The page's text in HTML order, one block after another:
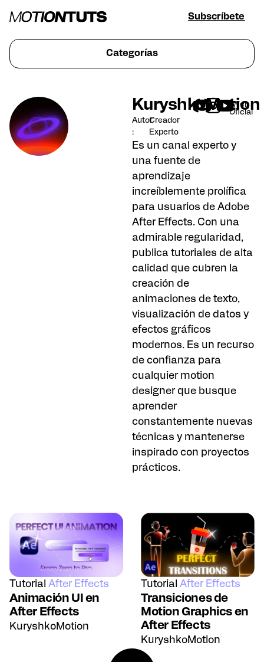
Subscríbete
Categorías
KuryshkoMotion
Autor
:
Creador
Experto
Web
Oficial
Es un canal experto y
una fuente de
aprendizaje
increíblemente prolífica
para usuarios de Adobe
After Effects. Con una
admirable regularidad,
publica tutoriales de alta
calidad que cubren la
creación de
animaciones de texto,
visualización de datos y
efectos gráficos
modernos. Es un recurso
de confianza para
cualquier motion
designer que busque
aprender
constantemente nuevas
técnicas y mantenerse
inspirado con proyectos
prácticos.
Tutorial After Effects
Animación UI en
After Effects
KuryshkoMotion
Tutorial After Effects
Transiciones de
Motion Graphics en
After Effects
KuryshkoMotion